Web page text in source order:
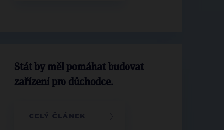
Stát by měl pomáhat budovat
zařízení pro důchodce.
CELÝ ČLÁNEK